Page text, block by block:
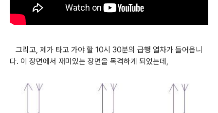
그리고, 제가 타고 가야 할 10시 30분의 급행 열차가 들어옵니
다. 이 장면에서 재미있는 장면을 목격하게 되었는데,